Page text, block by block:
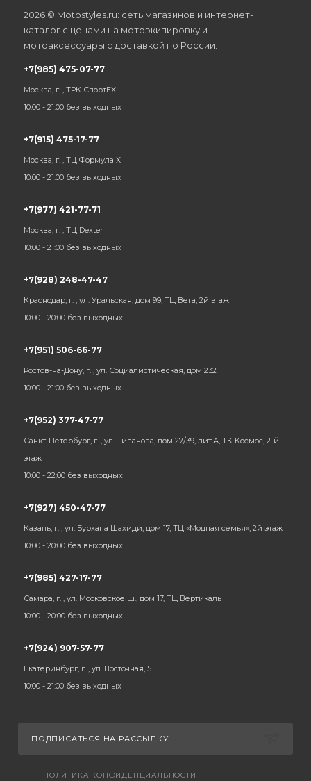
2026 © Motostyles.ru: сеть магазинов и интернет-
каталог с ценами на мотоэкипировку и
мотоаксессуары с доставкой по России.
+7(985) 475-07-77
Москва, г. , ТРК СпортЕХ
10:00 - 21:00 без выходных
+7(915) 475-17-77
Москва, г. , ТЦ Формула Х
10:00 - 21:00 без выходных
+7(977) 421-77-71
Москва, г. , ТЦ Dexter
10:00 - 21:00 без выходных
+7(928) 248-47-47
Краснодар, г. , ул. Уральская, дом 99, ТЦ Вега, 2й этаж
10:00 - 20:00 без выходных
+7(951) 506-66-77
Ростов-на-Дону, г. , ул. Социалистическая, дом 232
10:00 - 21:00 без выходных
+7(952) 377-47-77
Санкт-Петербург, г. , ул. Типанова, дом 27/39, лит.А, ТК Космос, 2-й
этаж
10:00 - 22:00 без выходных
+7(927) 450-47-77
Казань, г. , ул. Бурхана Шахиди, дом 17, ТЦ «Модная семья», 2й этаж
10:00 - 20:00 без выходных
+7(985) 427-17-77
Самара, г. , ул. Московское ш., дом 17, ТЦ Вертикаль
10:00 - 20:00 без выходных
+7(924) 907-57-77
Екатеринбург, г. , ул. Восточная, 51
10:00 - 21:00 без выходных
ПОДПИСАТЬСЯ НА РАССЫЛКУ
ПОЛИТИКА КОНФИДЕНЦИАЛЬНОСТИ